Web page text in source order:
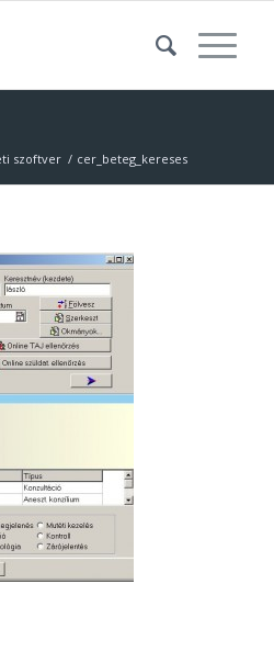
szoftver / cer_beteg_kereses